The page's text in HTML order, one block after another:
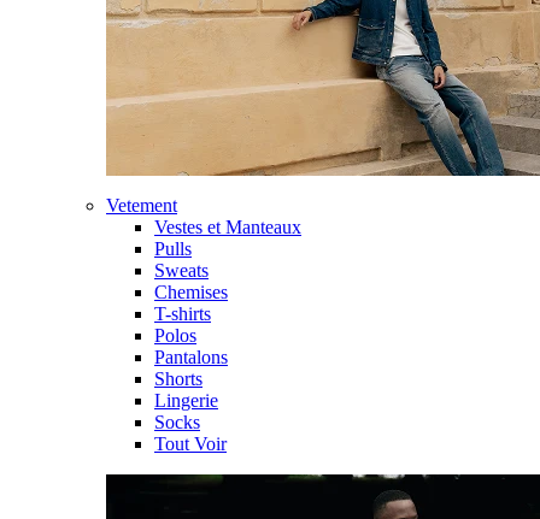
Vetement
Vestes et Manteaux
Pulls
Sweats
Chemises
T-shirts
Polos
Pantalons
Shorts
Lingerie
Socks
Tout Voir